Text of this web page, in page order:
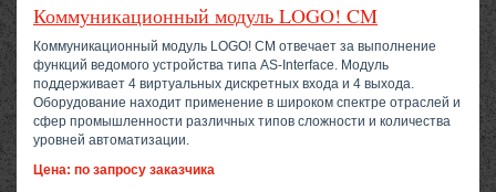
Коммуникационный модуль LOGO! CM
Коммуникационный модуль LOGO! CM отвечает за выполнение
функций ведомого устройства типа AS-Interface. Модуль
поддерживает 4 виртуальных дискретных входа и 4 выхода.
Оборудование находит применение в широком спектре отраслей и
сфер промышленности различных типов сложности и количества
уровней автоматизации.
Цена: по запросу заказчика